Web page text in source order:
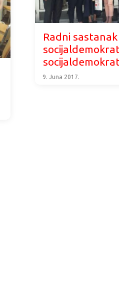
Radni sastanak
9. Juna 2017.